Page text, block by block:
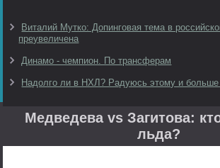
Виталий Мутко: Допинговая тема в
преувеличена
Динамо - чемпион. По трансферам
Надолго ли в НХЛ? Радуюсь этому и
Медведева vs Загитова:
льда?